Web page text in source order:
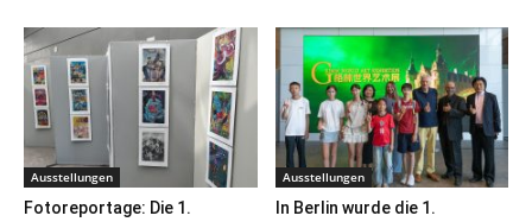
Ausstellungen
Fotoreportage: Die 1.
Ausstellungen
In Berlin wurde die 1.